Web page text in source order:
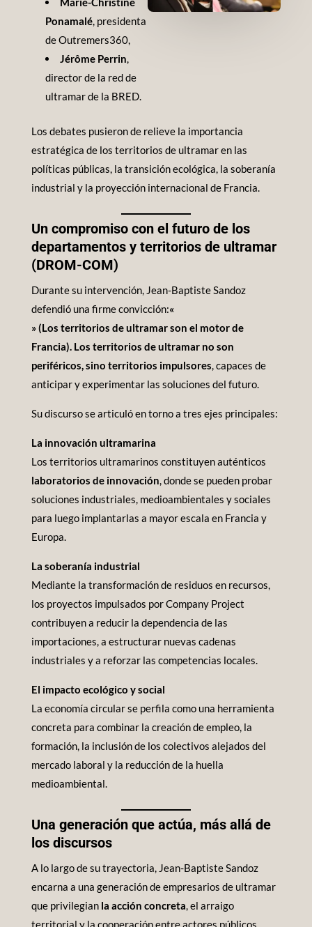
Ponamalé, presidenta
de Outremers360,
Jérôme Perrin,
director de la red de
ultramar de la BRED.
Los debates pusieron de relieve la importancia
estratégica de los territorios de ultramar en las
políticas públicas, la transición ecológica, la soberanía
industrial y la proyección internacional de Francia.
Un compromiso con el futuro de los
departamentos y territorios de ultramar
(DROM-COM)
Durante su intervención, Jean-Baptiste Sandoz
defendió una firme convicción:«
» (Los territorios de ultramar son el motor de
Francia). Los territorios de ultramar no son
periféricos, sino territorios impulsores, capaces de
anticipar y experimentar las soluciones del futuro.
Su discurso se articuló en torno a tres ejes principales:
La innovación ultramarina
Los territorios ultramarinos constituyen auténticos
laboratorios de innovación, donde se pueden probar
soluciones industriales, medioambientales y sociales
para luego implantarlas a mayor escala en Francia y
Europa.
La soberanía industrial
Mediante la transformación de residuos en recursos,
los proyectos impulsados por Company Project
contribuyen a reducir la dependencia de las
importaciones, a estructurar nuevas cadenas
industriales y a reforzar las competencias locales.
El impacto ecológico y social
La economía circular se perfila como una herramienta
concreta para combinar la creación de empleo, la
formación, la inclusión de los colectivos alejados del
mercado laboral y la reducción de la huella
medioambiental.
Una generación que actúa, más allá de
los discursos
A lo largo de su trayectoria, Jean-Baptiste Sandoz
encarna a una generación de empresarios de ultramar
que privilegian la acción concreta, el arraigo
territorial y la cooperación entre actores públicos,